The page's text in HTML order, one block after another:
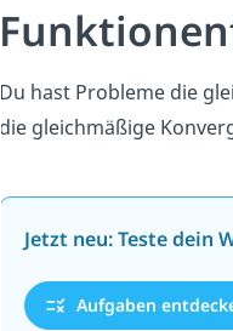
Du hast Probleme die
die gleichmäßige
Jetzt neu: Teste dein
Aufgaben